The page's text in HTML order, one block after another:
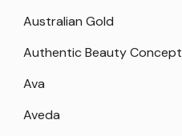
Australian Gold
Authentic Beauty Concept
Ava
Aveda